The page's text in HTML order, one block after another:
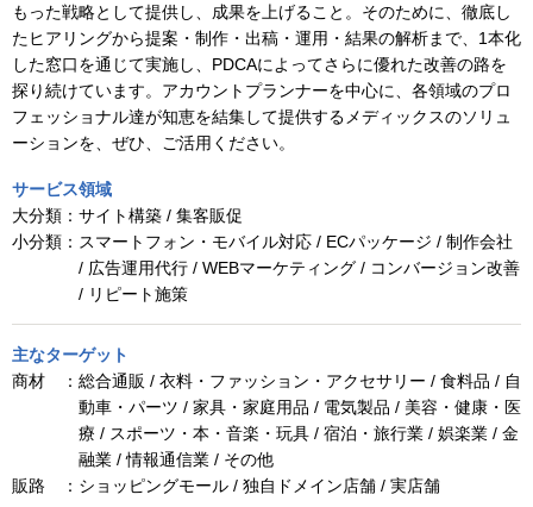
もった戦略として提供し、成果を上げること。そのために、徹底し
たヒアリングから提案・制作・出稿・運用・結果の解析まで、1本化
した窓口を通じて実施し、PDCAによってさらに優れた改善の路を
探り続けています。アカウントプランナーを中心に、各領域のプロ
フェッショナル達が知恵を結集して提供するメディックスのソリュ
ーションを、ぜひ、ご活用ください。
サービス領域
大分類： サイト構築 / 集客販促
小分類： スマートフォン・モバイル対応 / ECパッケージ / 制作会社
/ 広告運用代行 / WEBマーケティング / コンバージョン改善
/ リピート施策
主なターゲット
商材 ： 総合通販 / 衣料・ファッション・アクセサリー / 食料品 / 自
動車・パーツ / 家具・家庭用品 / 電気製品 / 美容・健康・医
療 / スポーツ・本・音楽・玩具 / 宿泊・旅行業 / 娯楽業 / 金
融業 / 情報通信業 / その他
販路 ： ショッピングモール / 独自ドメイン店舗 / 実店舗